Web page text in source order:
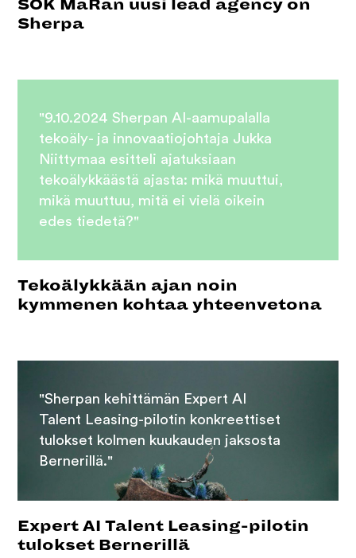
SOK MaRan uusi lead agency on
Sherpa
"9.10.2024 Sherpan AI-aamupalalla
tekoäly- ja innovaatiojohtaja Jukka
Niittymaa esitteli ajatuksiaan
tekoälykkäästä ajasta: mikä muuttui,
mikä muuttuu, mitä ei vielä oikein
edes tiedetä?"
Tekoälykkään ajan noin
kymmenen kohtaa yhteenvetona
"Sherpan kehittämän Expert AI
Talent Leasing-pilotin konkreettiset
tulokset kolmen kuukauden jaksosta
Bernerillä."
Expert AI Talent Leasing-pilotin
tulokset Bernerillä